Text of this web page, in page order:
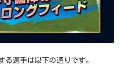
る選手は以下の通りです。